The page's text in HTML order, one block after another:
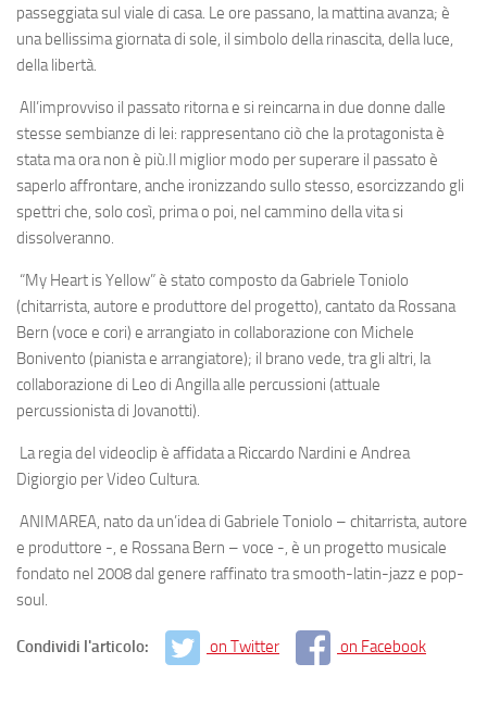
passeggiata sul viale di casa. Le ore passano, la mattina avanza; è
una bellissima giornata di sole, il simbolo della rinascita, della luce,
della libertà.
All’improvviso il passato ritorna e si reincarna in due donne dalle
stesse sembianze di lei: rappresentano ciò che la protagonista è
stata ma ora non è più.Il miglior modo per superare il passato è
saperlo affrontare, anche ironizzando sullo stesso, esorcizzando gli
spettri che, solo così, prima o poi, nel cammino della vita si
dissolveranno.
“My Heart is Yellow”è stato composto daGabriele Toniolo
(chitarrista, autore e produttore del progetto), cantato daRossana
Bern (voce e cori) e arrangiato in collaborazione con Michele
Bonivento (pianista e arrangiatore); il brano vede, tra gli altri, la
collaborazione di Leo di Angillaalle percussioni (attuale
percussionista di Jovanotti).
La regia del videoclip è affidata aRiccardo Nardini e Andrea
Digiorgio perVideo Cultura.
ANIMAREA, nato da un’idea di Gabriele Toniolo – chitarrista, autore
e produttore -, e Rossana Bern – voce -, è un progetto musicale
fondato nel 2008 dal genere raffinato tra smooth-latin-jazz e pop-
soul.
Condividi l'articolo: on Twitter on Facebook